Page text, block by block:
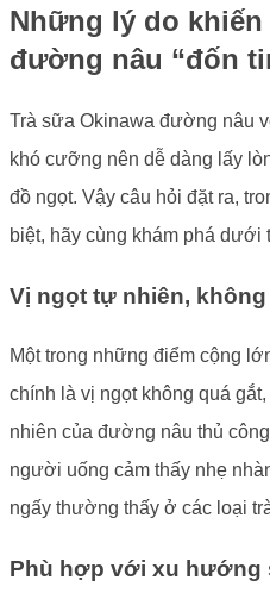
Những lý do
đường nâu “đốn
Trà sữa Okinawa đường nâu
khó cưỡng nên dễ dàng lấy
đồ ngọt. Vậy câu hỏi đặt ra,
biệt, hãy cùng khám phá dưới
Vị ngọt tự nhiên,
Một trong những điểm cộng
chính là vị ngọt không quá
nhiên của đường nâu thủ
người uống cảm thấy nhẹ
ngấy thường thấy ở các loại
Phù hợp với xu hướng